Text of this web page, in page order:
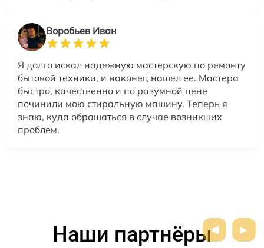
Воробьев Иван
Я долго искал надежную мастерскую по ремонту
бытовой техники, и наконец нашел ее. Мастера
быстро, качественно и по разумной цене
починили мою стиральную машину. Теперь я
знаю, куда обращаться в случае возникших
проблем.
Наши партнёры